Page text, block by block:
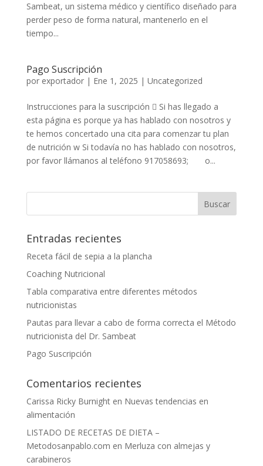
Sambeat, un sistema médico y científico diseñado para
perder peso de forma natural, mantenerlo en el
tiempo...
Pago Suscripción
por exportador| Ene 1, 2025 | Uncategorized
Instrucciones para la suscripción  Si has llegado a
esta página es porque ya has hablado con nosotros y
te hemos concertado una cita para comenzar tu plan
de nutrición w Si todavía no has hablado con nosotros,
por favor llámanos al teléfono 917058693; o...
Entradas recientes
Receta fácil de sepia a la plancha
Coaching Nutricional
Tabla comparativa entre diferentes métodos
nutricionistas
Pautas para llevar a cabo de forma correcta el Método
nutricionista del Dr. Sambeat
Pago Suscripción
Comentarios recientes
Carissa Ricky Burnighten Nuevas tendencias en
alimentación
LISTADO DE RECETAS DE DIETA –
Metodosanpablo.com en Merluza con almejas y
carabineros